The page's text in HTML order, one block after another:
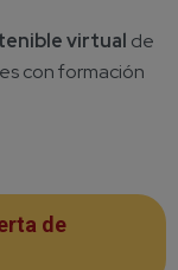
virtual de
con formación
de